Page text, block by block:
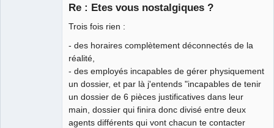
Re : Etes vous nostalgiques ?
Trois fois rien :
- des horaires complètement déconnectés de la
réalité,
- des employés incapables de gérer physiquement
un dossier, et par là j'entends "incapables de tenir
un dossier de 6 pièces justificatives dans leur
main, dossier qui finira donc divisé entre deux
agents différents qui vont chacun te contacter